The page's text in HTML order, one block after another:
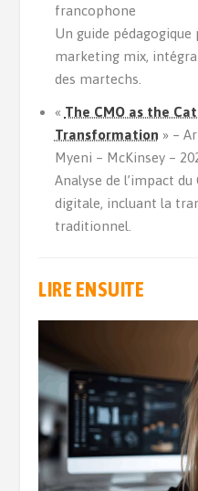
francophone
Un guide
marketing mix,
des martechs.
« The CMO as the
Transformation » –
Myeni – McKinsey –
Analyse de l’impact
digitale, incluant la
traditionnel.
LIRE ENSUITE